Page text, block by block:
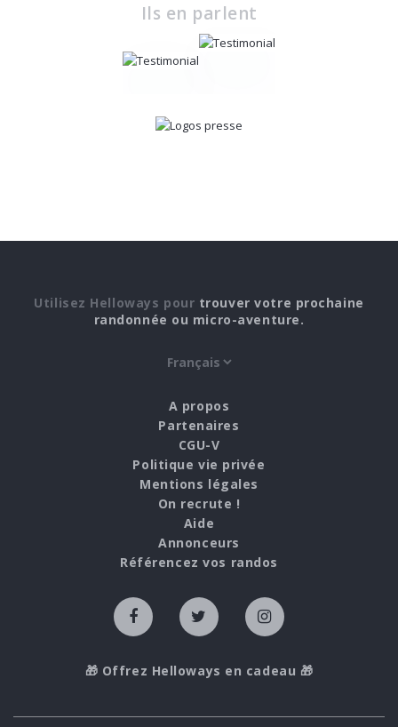
Ils en parlent
Utilisez Helloways pour trouver votre prochaine
randonnée ou micro-aventure.
A propos
Partenaires
CGU-V
Politique vie privée
Mentions légales
On recrute !
Aide
Annonceurs
Référencez vos randos
🎁 Offrez Helloways en cadeau 🎁